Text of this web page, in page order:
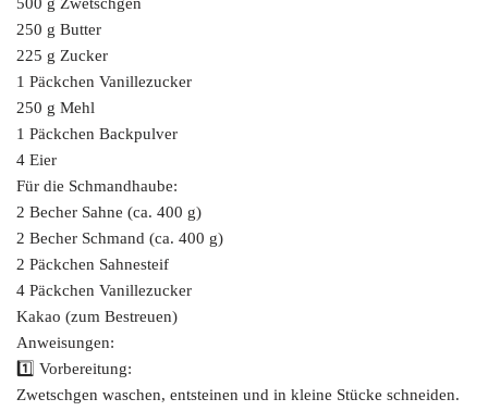
500 g Zwetschgen
250 g Butter
225 g Zucker
1 Päckchen Vanillezucker
250 g Mehl
1 Päckchen Backpulver
4 Eier
Für die Schmandhaube:
2 Becher Sahne (ca. 400 g)
2 Becher Schmand (ca. 400 g)
2 Päckchen Sahnesteif
4 Päckchen Vanillezucker
Kakao (zum Bestreuen)
Anweisungen:
1️⃣ Vorbereitung:
Zwetschgen waschen, entsteinen und in kleine Stücke schneiden.